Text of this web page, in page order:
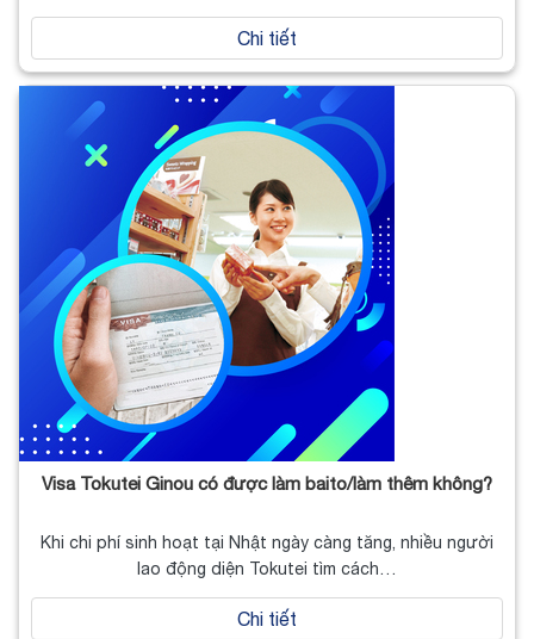
Chi tiết
Visa Tokutei Ginou có được làm baito/làm thêm không?
Khi chi phí sinh hoạt tại Nhật ngày càng tăng, nhiều người
lao động diện Tokutei tìm cách…
Chi tiết